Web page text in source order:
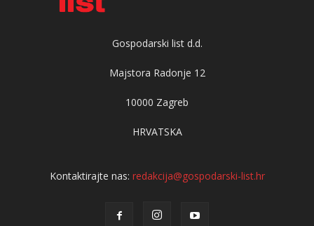
Gospodarski list d.d.
Majstora Radonje 12
10000 Zagreb
HRVATSKA
Kontaktirajte nas: redakcija@gospodarski-list.hr